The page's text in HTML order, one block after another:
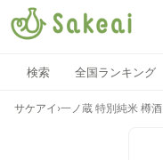
検索 全国ランキング
サケアイ ›一ノ蔵 特別純米 樽酒